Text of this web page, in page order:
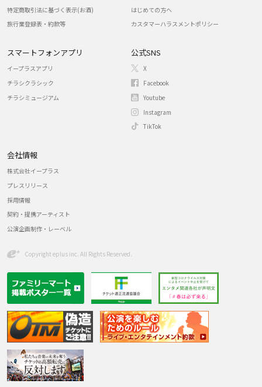
特定商取引法に基づく表示(お酒)
旅行業登録表・約款等
はじめての方へ
カスタマーハラスメントポリシー
スマートフォンアプリ
イープラスアプリ
チラシクラシック
チラシミュージアム
公式SNS
X
Facebook
Youtube
Instagram
TikTok
会社情報
株式会社イープラス
プレスリリース
採用情報
契約・提携アーティスト
公演企画制作・レーベル
Copyright eplus inc. All Rights Reserved.